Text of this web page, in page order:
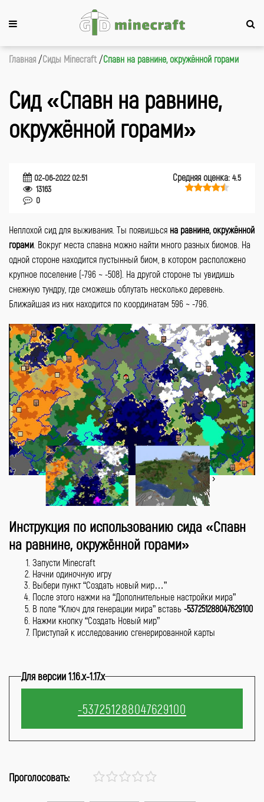
Главная Сиды Minecraft Спавн на равнине, окружённой горами
Сид «Спавн на равнине,
окружённой горами»
02-06-2022 02:51
13163
0
Средняя оценка: 4.5
Неплохой сид для выживания. Ты появишься на равнине, окружённой
горами . Вокруг места спавна можно найти много разных биомов. На
одной стороне находится пустынный биом, в котором расположено
крупное поселение (-796 ~ -508). На другой стороне ты увидишь
снежную тундру, где сможешь облутать несколько деревень.
Ближайшая из них находится по координатам 596 ~ -796.
‹
›
Инструкция по использованию сида «Спавн
на равнине, окружённой горами»
Запусти Minecraft
Начни одиночную игру
Выбери пункт “Создать новый мир…”
После этого нажми на “Дополнительные настройки мира”
В поле “Ключ для генерации мира” вставь -537251288047629100
Нажми кнопку “Создать Новый мир”
Приступай к исследованию сгенерированной карты
Для версии 1.16.x-1.17.x
Проголосовать: